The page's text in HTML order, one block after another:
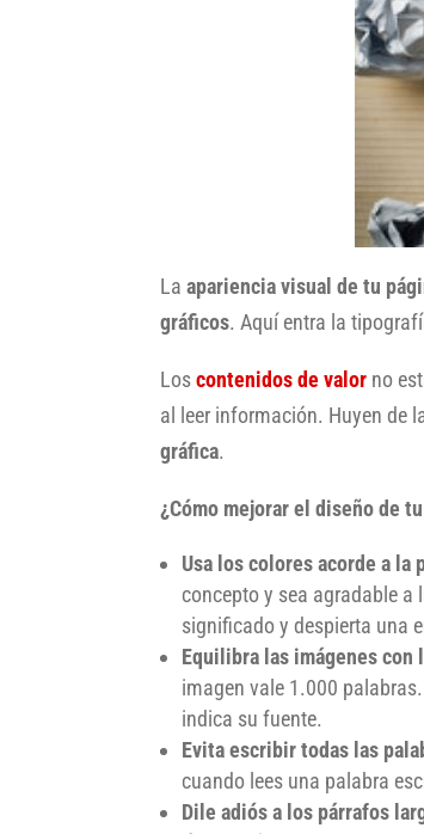
La apariencia visual de tu
gráficos. Aquí entra la
Loscontenidos de valor no
al leer información. Huyen de
gráfica.
¿Cómo mejorar el diseño de
Usa los colores acorde a la
concepto y sea agradable a
significado y despierta una
Equilibra las imágenes con
imagen vale 1.000
indica su fuente.
Evita escribir todas las
cuando lees una palabra
Dile adiós a los párrafos